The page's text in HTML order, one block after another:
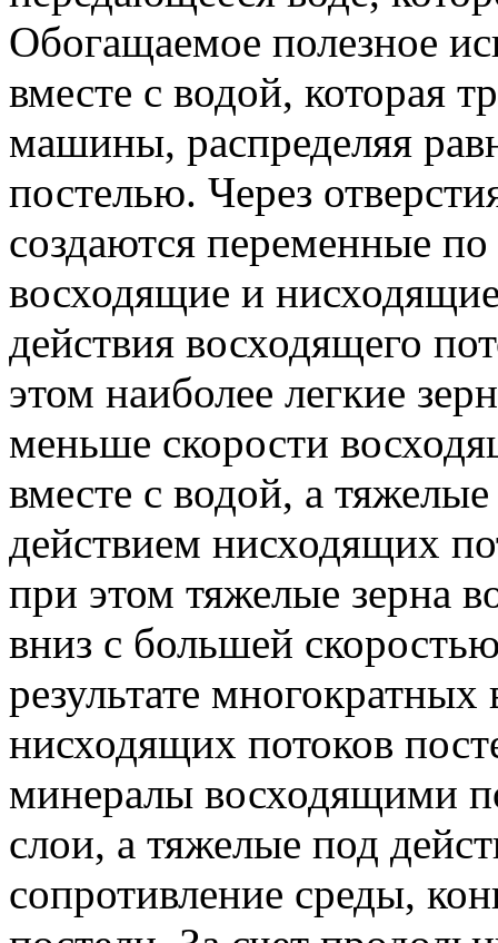
Обогащаемое полезное
вместе с водой, которая
машины, распределяя
постелью. Через
создаются переменные
восходящие и
действия восходящего
этом наиболее легкие
меньше скорости
вместе с водой, а
действием нисходящих
при этом тяжелые зерна
вниз с большей
результате
нисходящих потоков
минералы восходящими
слои, а тяжелые под
сопротивление среды,